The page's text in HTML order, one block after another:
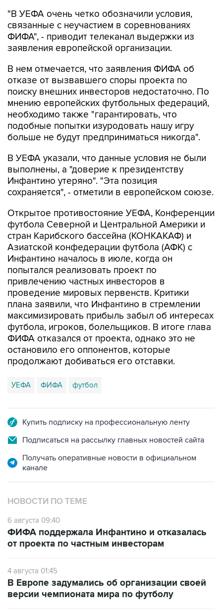
"В УЕФА очень четко обозначили условия,
связанные с неучастием в соревнованиях
ФИФА", - приводит телеканал выдержки из
заявления европейской организации.
В нем отмечается, что заявления ФИФА об
отказе от вызвавшего споры проекта по
поиску внешних инвесторов недостаточно. По
мнению европейских футбольных федераций,
необходимо также "гарантировать, что
подобные попытки изуродовать нашу игру
больше не будут предприниматься никогда".
В УЕФА указали, что данные условия не были
выполнены, а "доверие к президентству
Инфантино утеряно". "Эта позиция
сохраняется", - отметили в европейском союзе.
Открытое противостояние УЕФА, Конференции
футбола Северной и Центральной Америки и
стран Карибского бассейна (КОНКАКАФ) и
Азиатской конфедерации футбола (АФК) с
Инфантино началось в июле, когда он
попытался реализовать проект по
привлечению частных инвесторов в
проведение мировых первенств. Критики
плана заявили, что Инфантино в стремлении
максимизировать прибыль забыл об интересах
футбола, игроков, болельщиков. В итоге глава
ФИФА отказался от проекта, однако это не
остановило его оппонентов, которые
продолжают добиваться его отставки.
УЕФА ФИФА футбол
Купить подписку на профессиональную ленту
Подписаться на рассылку главных новостей сайта
Получать оперативные новости в официальном
канале
НОВОСТИ ПО ТЕМЕ
6 августа 09:40
ФИФА поддержала Инфантино и отказалась
от проекта по частным инвесторам
4 августа 01:45
В Европе задумались об организации своей
версии чемпионата мира по футболу